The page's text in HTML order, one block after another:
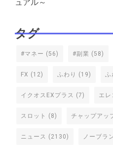
ュアル～
タグ
#マネー (56) #副業 (58)
FX (12) ふわり (19) ふ
イクオスEXプラス (7) エレ
スロット (8) チャップアッ
ニュース (2130) ノーブラ